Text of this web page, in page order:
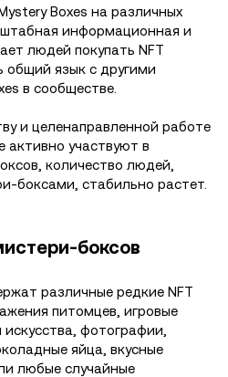
Boxes на различных
информационная и
людей покупать NFT
общий язык с другими
в сообществе.
и целенаправленной работе
активно участвуют в
количество людей,
боксами, стабильно растет.
боксов
различные редкие NFT
питомцев, игровые
фотографии,
яйца, вкусные
любые случайные